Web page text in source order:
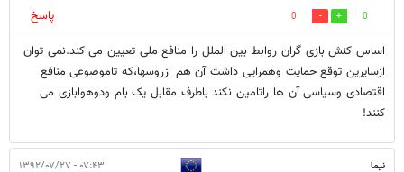
0
0
پاسخ
اساس کنش بازی گران روابط بین الملل را منافع ملی تعیین می کند.نمی توان
ازسایرین توقع حمایت وهمرایی داشت آن هم ازروسها،که تاموضوعی منافع
اقتصادی وسیاسی آن ها راتامین نکند باطرف مقابل یک بام ودوهوابازی می
کنند!
نیما ۰۷:۴۳ - ۱۳۹۲/۰۷/۲۷